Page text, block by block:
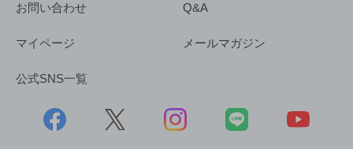
お問い合わせ Q&A
マイページ メールマガジン
公式SNS一覧